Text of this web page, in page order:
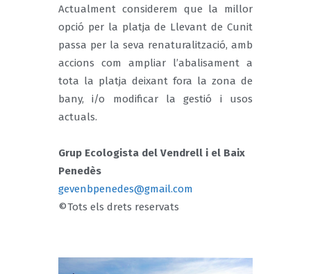
Actualment considerem que la millor
opció per la platja de Llevant de Cunit
passa per la seva renaturalització, amb
accions com ampliar l’abalisament a
tota la platja deixant fora la zona de
bany, i/o modificar la gestió i usos
actuals.
Grup Ecologista del Vendrell i el Baix
Penedès
gevenbpenedes@gmail.com
©Tots els drets reservats